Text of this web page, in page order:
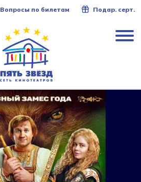
Вопросы по билетам Подар. серт.